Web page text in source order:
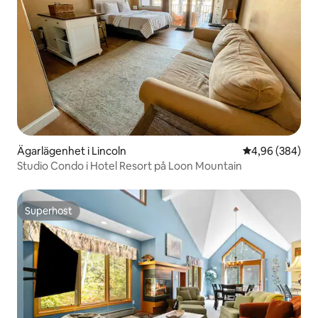
Ägarlägenhet i Lincoln 4,96 av 5 i
4,96 (384)
Studio Condo i Hotel Resort på Loon Mountain
Superhost
Superhost